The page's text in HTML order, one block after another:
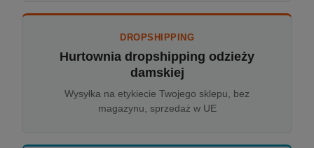
DROPSHIPPING
Hurtownia dropshipping odzieży
damskiej
Wysyłka na etykiecie Twojego sklepu, bez
magazynu, sprzedaż w UE